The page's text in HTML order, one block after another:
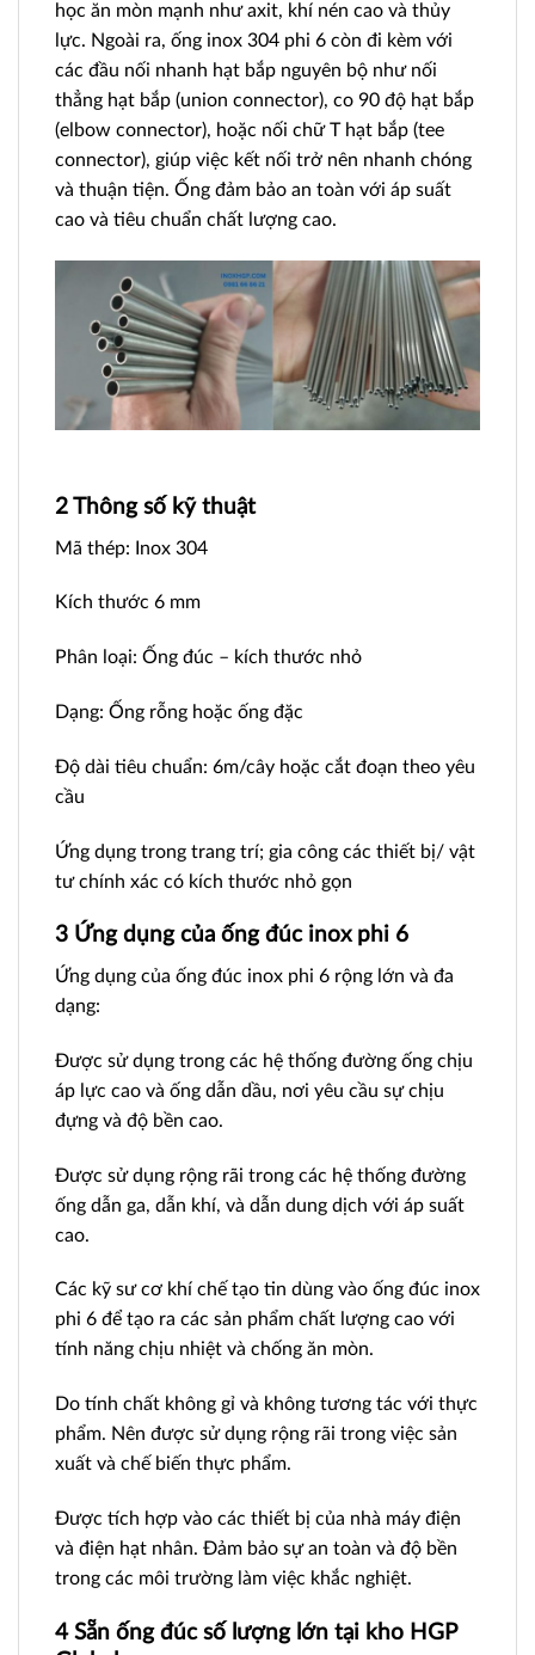
học ăn mòn mạnh như axit, khí nén cao và thủy
lực. Ngoài ra, ống inox 304 phi 6 còn đi kèm với
các đầu nối nhanh hạt bắp nguyên bộ như nối
thẳng hạt bắp (union connector), co 90 độ hạt bắp
(elbow connector), hoặc nối chữ T hạt bắp (tee
connector), giúp việc kết nối trở nên nhanh chóng
và thuận tiện. Ống đảm bảo an toàn với áp suất
cao và tiêu chuẩn chất lượng cao.
2 Thông số kỹ thuật
Mã thép: Inox 304
Kích thước 6 mm
Phân loại: Ống đúc – kích thước nhỏ
Dạng: Ống rỗng hoặc ống đặc
Độ dài tiêu chuẩn: 6m/cây hoặc cắt đoạn theo yêu
cầu
Ứng dụng trong trang trí; gia công các thiết bị/ vật
tư chính xác có kích thước nhỏ gọn
3 Ứng dụng của ống đúc inox phi 6
Ứng dụng của ống đúc inox phi 6 rộng lớn và đa
dạng:
Được sử dụng trong các hệ thống đường ống chịu
áp lực cao và ống dẫn dầu, nơi yêu cầu sự chịu
đựng và độ bền cao.
Được sử dụng rộng rãi trong các hệ thống đường
ống dẫn ga, dẫn khí, và dẫn dung dịch với áp suất
cao.
Các kỹ sư cơ khí chế tạo tin dùng vào ống đúc inox
phi 6 để tạo ra các sản phẩm chất lượng cao với
tính năng chịu nhiệt và chống ăn mòn.
Do tính chất không gỉ và không tương tác với thực
phẩm. Nên được sử dụng rộng rãi trong việc sản
xuất và chế biến thực phẩm.
Được tích hợp vào các thiết bị của nhà máy điện
và điện hạt nhân. Đảm bảo sự an toàn và độ bền
trong các môi trường làm việc khắc nghiệt.
4 Sẵn ống đúc số lượng lớn tại kho HGP